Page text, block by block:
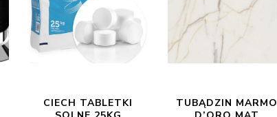
CIECH TABLETKI
TUBĄDZIN MARMO